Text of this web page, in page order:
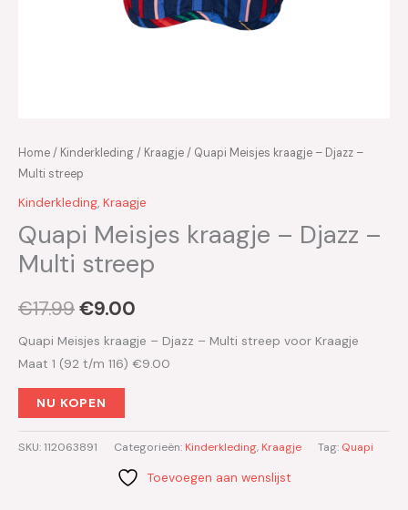
Home/ Kinderkleding/ Kraagje/ Quapi Meisjes kraagje – Djazz –
Multi streep
Kinderkleding, Kraagje
Quapi Meisjes kraagje – Djazz –
Multi streep
€17.99€9.00
Quapi Meisjes kraagje – Djazz – Multi streep voor Kraagje
Maat 1 (92 t/m 116) €9.00
NU KOPEN
SKU:112063891 Categorieën: Kinderkleding, Kraagje Tag: Quapi
Toevoegen aan wenslijst